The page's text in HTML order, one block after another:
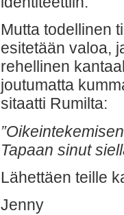
Mutta todellinen
esitetään valoa,
rehellinen
joutumatta
sitaatti Rumilta:
Tapaan sinut
Lähettäen teille
Jenny